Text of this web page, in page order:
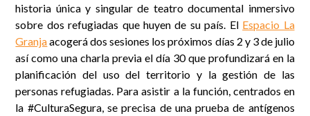
historia única y singular de teatro documental inmersivo
sobre dos refugiadas que huyen de su país. El Espacio La
Granjaacogerá dos sesiones los próximos días 2 y 3 de julio
así como una charla previa el día 30 que profundizará en la
planificación del uso del territorio y la gestión de las
personas refugiadas. Para asistir a la función, centrados en
la #CulturaSegura, se precisa de una prueba de antígenos